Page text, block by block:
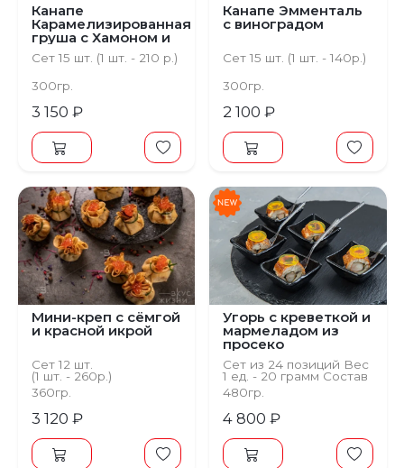
Канапе
Карамелизированная
груша с Хамоном и
спаржей
Сет 15 шт. (1 шт. - 210 р.)
300гр.
3 150 ₽
Канапе Эмменталь
с виноградом
Сет 15 шт. (1 шт. - 140р.)
300гр.
2 100 ₽
Мини-креп с сёмгой
и красной икрой
Сет 12 шт.
(1 шт. - 260р.)
360гр.
3 120 ₽
Угорь с креветкой и
мармеладом из
просеко
Сет из 24 позиций Вес
1 ед. - 20 грамм Состав
Угорь, сыр
твороженный, базилик
480гр.
4 800 ₽